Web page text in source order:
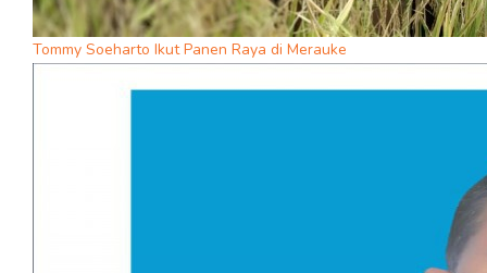
Tommy Soeharto Ikut Panen Raya di Merauke